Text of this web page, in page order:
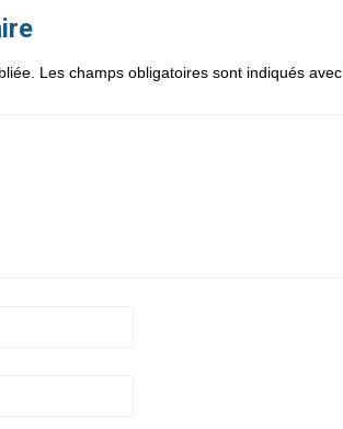
Les champs obligatoires sont indiqués avec